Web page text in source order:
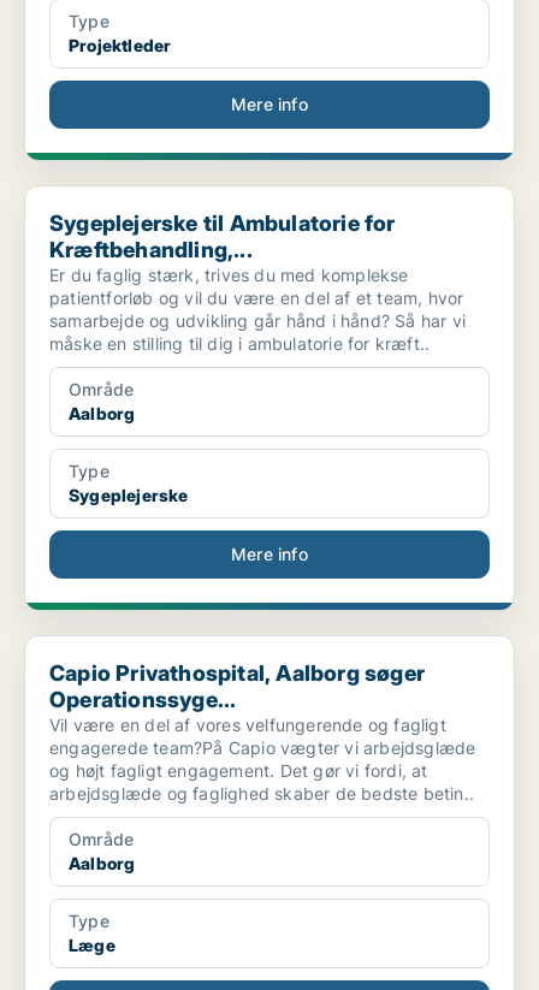
Type
Projektleder
Mere info
Sygeplejerske til Ambulatorie for Kræftbehandling,...
Sygeplejerske til Ambulatorie for
Kræftbehandling,...
Er du faglig stærk, trives du med komplekse
patientforløb og vil du være en del af et team, hvor
samarbejde og udvikling går hånd i hånd? Så har vi
måske en stilling til dig i ambulatorie for kræft..
Område
Aalborg
Type
Sygeplejerske
Mere info
Capio Privathospital, Aalborg søger Operationssyge...
Capio Privathospital, Aalborg søger
Operationssyge...
Vil være en del af vores velfungerende og fagligt
engagerede team?På Capio vægter vi arbejdsglæde
og højt fagligt engagement. Det gør vi fordi, at
arbejdsglæde og faglighed skaber de bedste betin..
Område
Aalborg
Type
Læge